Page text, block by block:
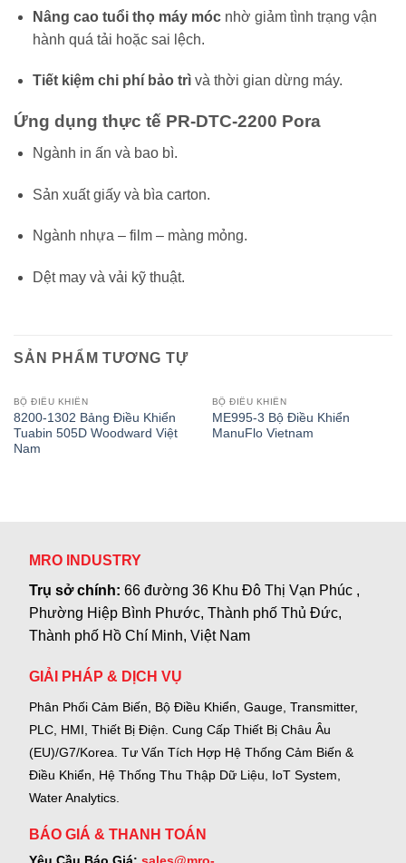
Nâng cao tuổi thọ máy mócnhờ giảm tình trạng vận
hành quá tải hoặc sai lệch.
Tiết kiệm chi phí bảo trìvà thời gian dừng máy.
Ứng dụng thực tế PR-DTC-2200 Pora
Ngành in ấn và bao bì.
Sản xuất giấy và bìa carton.
Ngành nhựa – film – màng mỏng.
Dệt may và vải kỹ thuật.
SẢN PHẨM TƯƠNG TỰ
BỘ ĐIỀU KHIỂN
8200-1302 Bảng Điều Khiển
Tuabin 505D Woodward Việt
Nam
BỘ ĐIỀU KHIỂN
ME995-3 Bộ Điều Khiển
ManuFlo Vietnam
MRO INDUSTRY
Trụ sở chính:66 đường 36 Khu Đô Thị Vạn Phúc ,
Phường Hiệp Bình Phước, Thành phố Thủ Đức,
Thành phố Hồ Chí Minh, Việt Nam
GIẢI PHÁP & DỊCH VỤ
Phân Phối Cảm Biến, Bộ Điều Khiển, Gauge, Transmitter,
PLC, HMI, Thiết Bị Điện. Cung Cấp Thiết Bị Châu Âu
(EU)/G7/Korea. Tư Vấn Tích Hợp Hệ Thống Cảm Biến &
Điều Khiển, Hệ Thống Thu Thập Dữ Liệu, IoT System,
Water Analytics.
BÁO GIÁ & THANH TOÁN